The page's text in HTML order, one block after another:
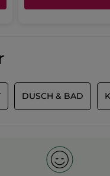
DUSCH & BAD